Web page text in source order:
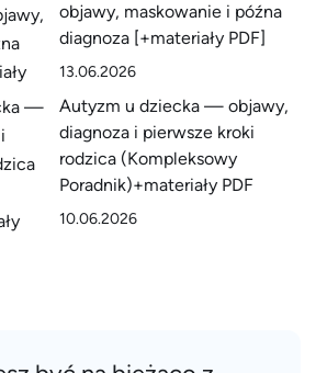
objawy, maskowanie i późna
diagnoza [+materiały PDF]
13.06.2026
Autyzm u dziecka — objawy,
diagnoza i pierwsze kroki
rodzica (Kompleksowy
Poradnik)+materiały PDF
10.06.2026